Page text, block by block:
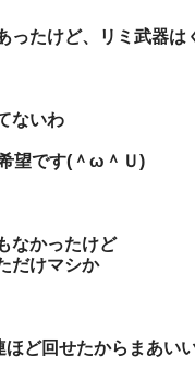
たけど、リミ武器は
ないわ
望です(＾ω＾Ｕ)
なかったけど
だけマシか
ど回せたからまあい